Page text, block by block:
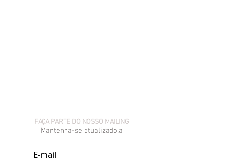
FAÇA PARTE DO NOSSO MAILING
Mantenha-se atualizado.a